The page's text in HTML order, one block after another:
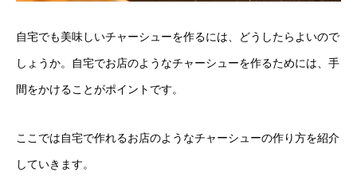
自宅でも美味しいチャーシューを作るには、どうしたらよいので
しょうか。自宅でお店のようなチャーシューを作るためには、手
間をかけることがポイントです。
ここでは自宅で作れるお店のようなチャーシューの作り方を紹介
していきます。